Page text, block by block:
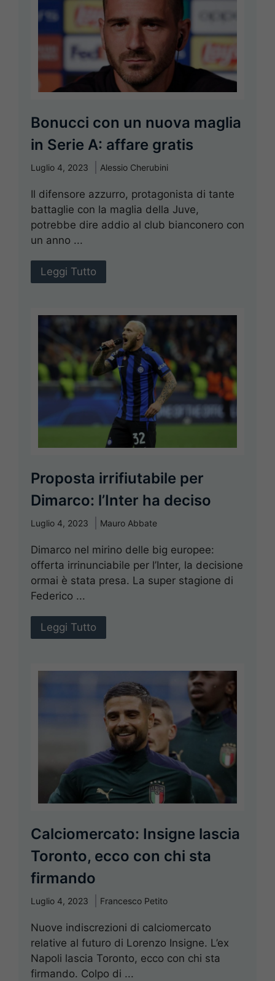
Bonucci con un nuova maglia
in Serie A: affare gratis
Luglio 4, 2023 Alessio Cherubini
Il difensore azzurro, protagonista di tante
battaglie con la maglia della Juve,
potrebbe dire addio al club bianconero con
un anno ...
Leggi Tutto
Proposta irrifiutabile per
Dimarco: l’Inter ha deciso
Luglio 4, 2023 Mauro Abbate
Dimarco nel mirino delle big europee:
offerta irrinunciabile per l’Inter, la decisione
ormai è stata presa. La super stagione di
Federico ...
Leggi Tutto
Calciomercato: Insigne lascia
Toronto, ecco con chi sta
firmando
Luglio 4, 2023 Francesco Petito
Nuove indiscrezioni di calciomercato
relative al futuro di Lorenzo Insigne. L’ex
Napoli lascia Toronto, ecco con chi sta
firmando. Colpo di ...